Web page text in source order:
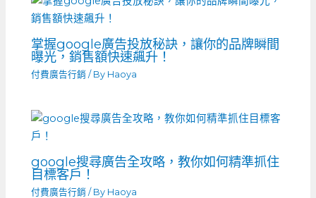
掌握google廣告投放秘訣，讓你的品牌瞬間
曝光，銷售額快速飆升！
付費廣告行銷 / By Haoya
google搜尋廣告全攻略，教你如何精準抓住
目標客戶！
付費廣告行銷 / By Haoya